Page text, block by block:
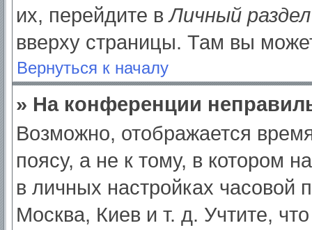
их, перейдите вЛичный раздел
вверху страницы. Там вы
Вернуться к началу
» На конференции
Возможно, отображается
поясу, а не к тому, в котором
в личных настройках часовой
Москва, Киев и т. д. Учтите,